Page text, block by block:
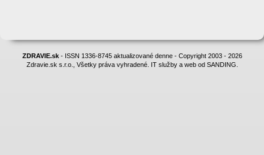
ZDRAVIE.sk- ISSN 1336-8745 aktualizované denne - Copyright 2003 - 2026
Zdravie.sk s.r.o., Všetky práva vyhradené. IT služby a web od SANDING.